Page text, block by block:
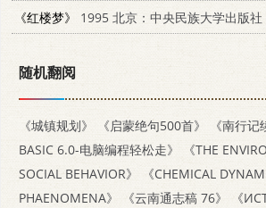
《红楼梦》
1995 北京：中央民族大学出版
随机翻阅
《城镇规划》 《启蒙绝句500首》 《南行记
BASIC 6.0-电脑编程轻松走》
《THE
SOCIAL BEHAVIOR》
《CHEMICAL
PHAENOMENA》
《云南通志稿 76》 《